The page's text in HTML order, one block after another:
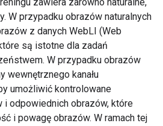
W przypadku obrazów naturalnych
z danych WebLI (Web
są istotne dla zadań
W przypadku obrazów
wewnętrznego kanału
umożliwić kontrolowane
i odpowiednich obrazów, które
i powagę obrazów. W ramach tej